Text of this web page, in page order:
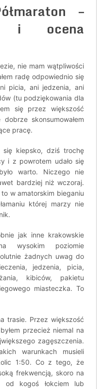
–
i ocena
nie mam wątpliwości
radę odpowiednio się
picia, ani jedzenia, ani
(tu podziękowania dla
się przez większość
skonsumowałem
pracę.
się kiepsko, dziś trochę
i z powrotem udało się
warto. Niczego nie
bardziej niż wczoraj.
w amatorskim bieganiu
której marzy nie
jak inne krakowskie
wysokim poziomie
żadnych uwag do
jedzenia, picia,
kibiców, pakietu
miasteczka. To
trasie. Przez większość
przecież niemal na
zagęszczenia.
warunkach musieli
1:50. Co z tego, że
frekwencją, skoro na
kogoś łokciem lub